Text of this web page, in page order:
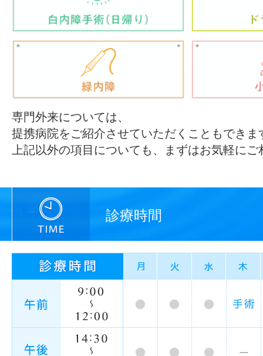
専門外来については、
提携病院をご紹介させていただくこともできま
上記以外の項目についても、まずはお気軽に
診療時間